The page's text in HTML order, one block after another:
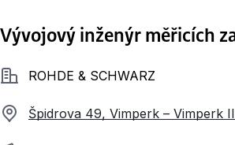
Vývojový inženýr měřicích
SpolečnostROHDE & SCHWARZ
Špidrova 49, Vimperk – Vimperk